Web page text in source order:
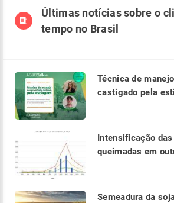
Últimas notícias sobre o
tempo no Brasil
Técnica de
castigado pela
Intensificação
queimadas em
Semeadura da